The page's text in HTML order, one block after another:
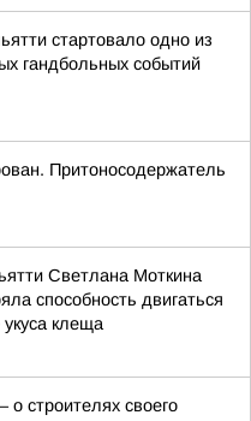
стартовало одно из
гандбольных событий
Притоносодержатель
Светлана Моткина
способность двигаться
укуса клеща
строителях своего